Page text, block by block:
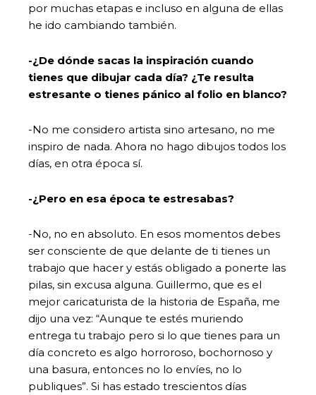
por muchas etapas e incluso en alguna de ellas
he ido cambiando también.
-¿De dónde sacas la inspiración cuando
tienes que dibujar cada día? ¿Te resulta
estresante o tienes pánico al folio en blanco?
-No me considero artista sino artesano, no me
inspiro de nada. Ahora no hago dibujos todos los
días, en otra época sí.
-¿Pero en esa época te estresabas?
-No, no en absoluto. En esos momentos debes
ser consciente de que delante de ti tienes un
trabajo que hacer y estás obligado a ponerte las
pilas, sin excusa alguna. Guillermo, que es el
mejor caricaturista de la historia de España, me
dijo una vez: “Aunque te estés muriendo
entrega tu trabajo pero si lo que tienes para un
día concreto es algo horroroso, bochornoso y
una basura, entonces no lo envíes, no lo
publiques”. Si has estado trescientos días